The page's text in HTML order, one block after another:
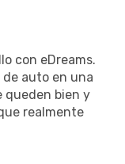
con eDreams.
auto en una
queden bien y
realmente